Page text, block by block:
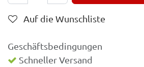
Auf die Wunschliste
Geschäftsbedingungen
Schneller Versand